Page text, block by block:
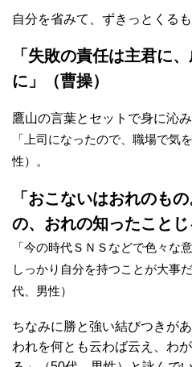
自分を省みて、ずきっとくる
「失敗の責任は主君に
に」（曹操）
鷹山の言葉とセットで身に沁
「上司になったので、職場で気
性）。
「おこないはおれのも
の、おれの知ったことじ
「今の時代ＳＮＳなどで色々な
しっかり自分を持つことが大事
代、男性）
ちなみに勝と強い結びつきが
われを何とも云わば云え、わ